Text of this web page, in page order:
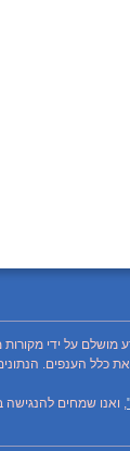
מושלם על ידי
פרטים, והנתונים חלקיים בלבד. הנתונים בטבלה עד לשנת 2018 כוללים את ענף הבנייה בלבד. משנת 2019 הם
, ואנו שמחים להנגישה